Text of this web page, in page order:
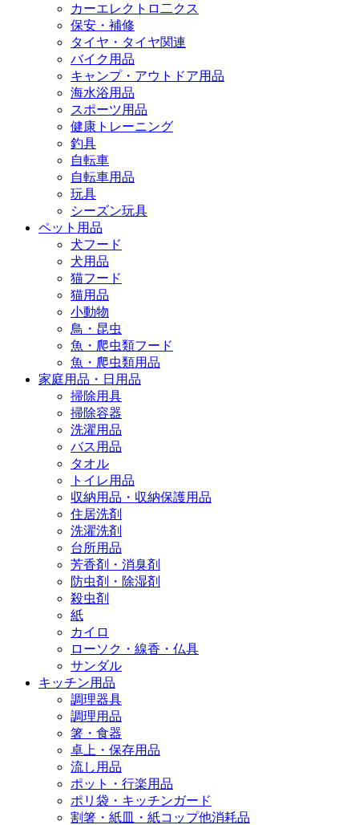
カーエレクトロ二クス
保安・補修
タイヤ・タイヤ関連
バイク用品
キャンプ・アウトドア用品
海水浴用品
スポーツ用品
健康トレーニング
釣具
自転車
自転車用品
玩具
シーズン玩具
ペット用品
犬フード
犬用品
猫フード
猫用品
小動物
鳥・昆虫
魚・爬虫類フード
魚・爬虫類用品
家庭用品・日用品
掃除用具
掃除容器
洗濯用品
バス用品
タオル
トイレ用品
収納用品・収納保護用品
住居洗剤
洗濯洗剤
台所用品
芳香剤・消臭剤
防虫剤・除湿剤
殺虫剤
紙
カイロ
ローソク・線香・仏具
サンダル
キッチン用品
調理器具
調理用品
箸・食器
卓上・保存用品
流し用品
ポット・行楽用品
ポリ袋・キッチンガード
割箸・紙皿・紙コップ他消耗品